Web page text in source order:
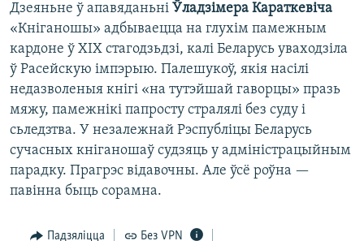
Дзеяньне ў апавяданьні Ўладзімера Караткевіча
«Кніганошы» адбываецца на глухім памежным
кардоне ў ХІХ стагодзьдзі, калі Беларусь уваходзіла
ў Расейскую імпэрыю. Палешукоў, якія насілі
недазволеныя кнігі «на тутэйшай гаворцы» празь
мяжу, памежнікі папросту стралялі без суду і
сьледзтва. У незалежнай Рэспубліцы Беларусь
сучасных кніганошаў судзяць у адміністрацыйным
парадку. Прагрэс відавочны. Але ўсё роўна —
павінна быць сорамна.
Падзяліцца Без VPN